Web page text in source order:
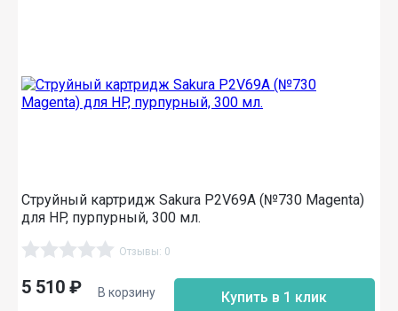
Струйный картридж Sakura P2V69A (№730 Magenta)
для HP, пурпурный, 300 мл.
Отзывы: 0
5 510 ₽ В корзину Купить в 1 клик